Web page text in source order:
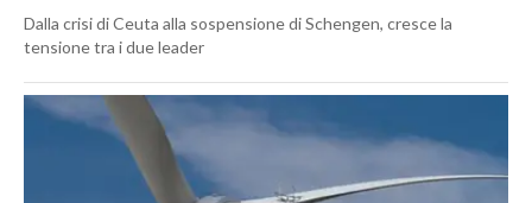
Dalla crisi di Ceuta alla sospensione di Schengen, cresce la
tensione tra i due leader